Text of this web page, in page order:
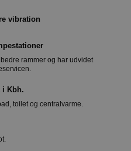
vibration
rammer og har udvidet
i Kbh.
toilet og centralvarme.